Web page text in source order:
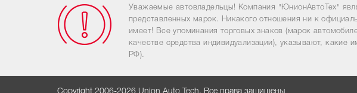
Уважаемые автовладельцы! Компания "ЮнионАвтоТех"
представленных марок. Никакого отношения ни к
имеет! Все упоминания торговых знаков (марок
качестве средства индивидуализации), указывают, какие
РФ).